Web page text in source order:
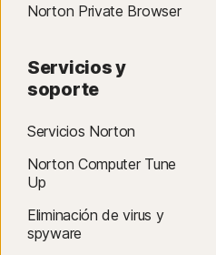
Norton Private Browser
Servicios y
soporte
Servicios Norton
Norton Computer Tune
Up
Eliminación de virus y
spyware